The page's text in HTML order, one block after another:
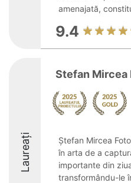
amenajată,
9.4
Laureați
Stefan Mircea
Ștefan Mircea
în arta de a
importante din
transformându-le